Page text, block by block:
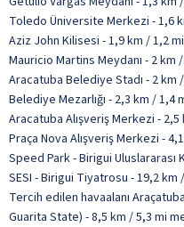
Toledo Üniversite Merkezi - 1,6
Aziz John Kilisesi - 1,9 km / 1,2 mi
Mauricio Martins Meydanı - 2 km
Aracatuba Belediye Stadı - 2 km
Belediye Mezarlığı - 2,3 km / 1,4
Aracatuba Alışveriş Merkezi - 2,5
Praça Nova Alışveriş Merkezi -
Speed Park - Birigui
SESI - Birigui Tiyatrosu - 19,2 km
Tercih edilen havaalanı
Guarita State) - 8,5 km / 5,3 mi